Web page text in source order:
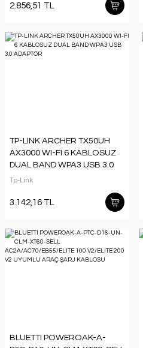
2.856,51 TL
TP-LINK ARCHER TX50UH
AX3000 WI-FI 6 KABLOSUZ
DUAL BAND WPA3 USB 3.0
ADAPTÖR
Tp-Link
3.142,16 TL
BLUETTI POWEROAK-A-